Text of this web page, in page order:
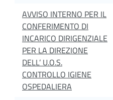
AVVISO INTERNO PER IL
CONFERIMENTO DI
INCARICO DIRIGENZIALE
PER LA DIREZIONE
DELL’ U.O.S.
CONTROLLO IGIENE
OSPEDALIERA